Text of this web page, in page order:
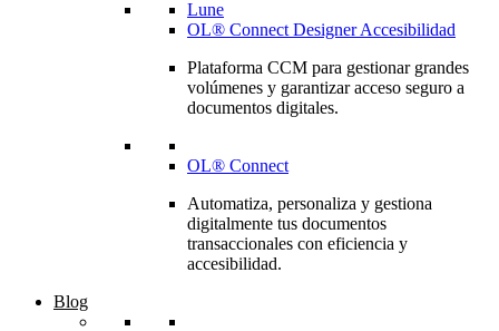
OL® Connect Designer Accesibilidad
Plataforma CCM para gestionar grandes
volúmenes y garantizar acceso seguro a
documentos digitales.
OL® Connect
Automatiza, personaliza y gestiona
digitalmente tus documentos
transaccionales con eficiencia y
accesibilidad.
Blog